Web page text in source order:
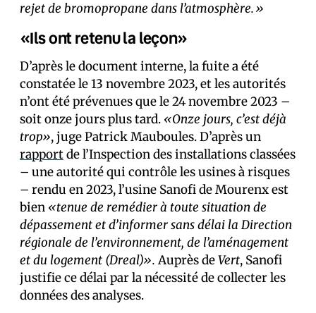
rejet de bromopropane dans l’atmosphère.»
«Ils ont retenu la leçon»
D’après le document interne, la fuite a été
constatée le 13 novembre 2023, et les autorités
n’ont été prévenues que le 24 novembre 2023 –
soit onze jours plus tard. «Onze jours, c’est déjà
trop», juge Patrick Mauboules. D’après un
rapportde l’Inspection des installations classées
– une autorité qui contrôle les usines à risques
– rendu en 2023, l’usine Sanofi de Mourenx est
bien «tenue de remédier à toute situation de
dépassement et d’informer sans délai la Direction
régionale de l’environnement, de l’aménagement
et du logement (Dreal)».Auprès deVert, Sanofi
justifie ce délai par la nécessité de collecter les
données des analyses.